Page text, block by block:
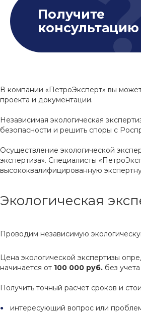
Получите
консультацию
В компании «ПетроЭксперт» вы
проекта и документации.
Независимая экологическая
безопасности и решить споры с
Осуществление экологической
экспертиза». Специалисты
высококвалифицированную
Экологическая
Проводим независимую
Цена экологической экспертизы
начинается от 100 000 руб. без
Получить точный расчет сроков и
интересующий вопрос или